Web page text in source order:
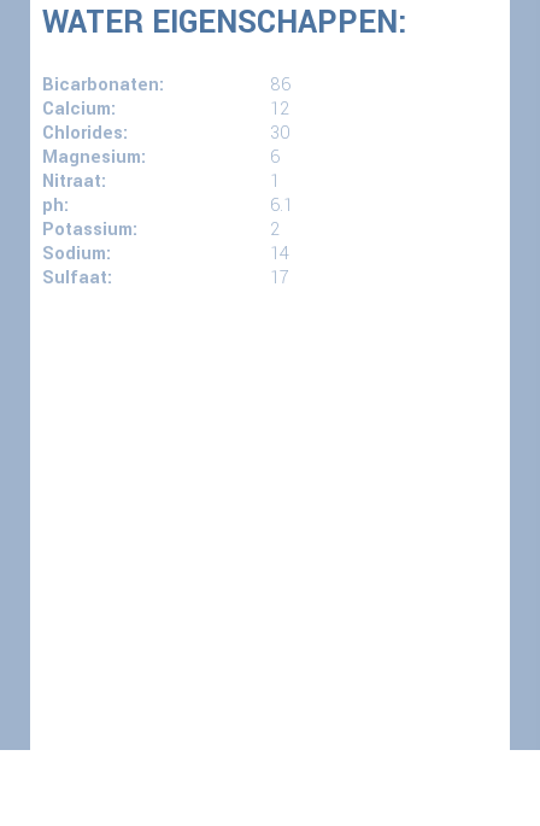
WATER EIGENSCHAPPEN:
Bicarbonaten:
86
Calcium:
12
Chlorides:
30
Magnesium:
6
Nitraat:
1
ph:
6.1
Potassium:
2
Sodium:
14
Sulfaat:
17